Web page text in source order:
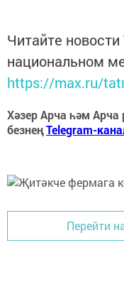
Читайте
национальном
https://max.ru/
Хәзер Арча һәм
безнеңTelegram-
Перейти